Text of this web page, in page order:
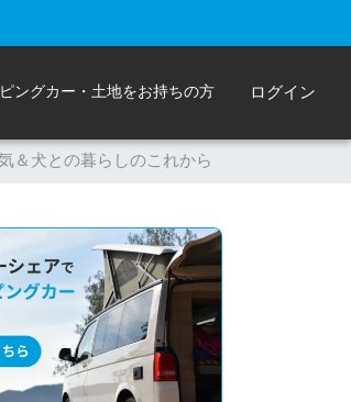
ングカー・土地をお持ちの方 ログイン
＆犬との暮らしのこれから